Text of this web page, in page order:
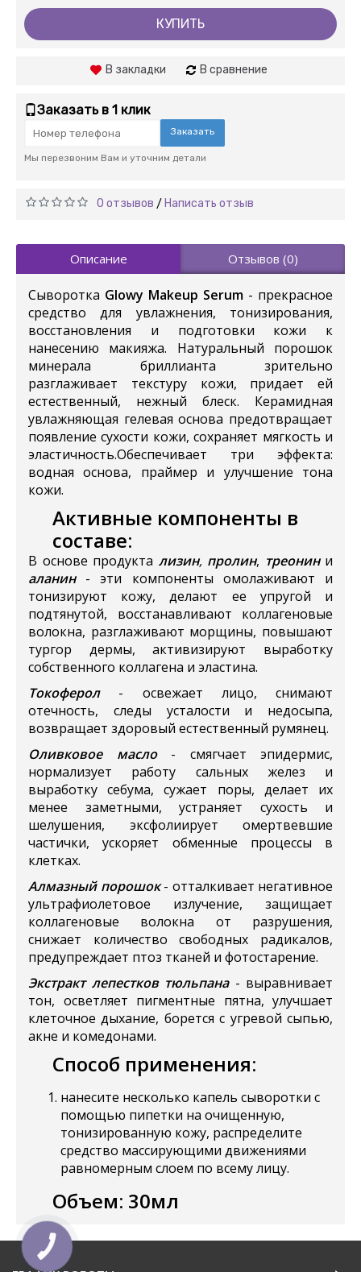
КУПИТЬ
В закладки В сравнение
Заказать в 1 клик
Заказать
Мы перезвоним Вам и уточним детали
0 отзывов / Написать отзыв
Описание Отзывов (0)
Сыворотка Glowy Makeup Serum - прекрасное
средство для увлажнения, тонизирования,
восстановления и подготовки кожи к
нанесению макияжа. Натуральный порошок
минерала бриллианта зрительно
разглаживает текстуру кожи, придает ей
естественный, нежный блеск. Керамидная
увлажняющая гелевая основа предотвращает
появление сухости кожи, сохраняет мягкость и
эластичность.Обеспечивает три эффекта:
водная основа, праймер и улучшение тона
кожи.
Активные компоненты в
составе:
В основе продукта лизин, пролин, треонин и
аланин - эти компоненты омолаживают и
тонизируют кожу, делают ее упругой и
подтянутой, восстанавливают коллагеновые
волокна, разглаживают морщины, повышают
тургор дермы, активизируют выработку
собственного коллагена и эластина.
Токоферол
- освежает лицо, снимают
отечность, следы усталости и недосыпа,
возвращает здоровый естественный румянец.
Оливковое масло- смягчает эпидермис,
нормализует работу сальных желез и
выработку себума, сужает поры, делает их
менее заметными, устраняет сухость и
шелушения, эксфолиирует омертвевшие
частички, ускоряет обменные процессы в
клетках.
Алмазный порошок - отталкивает негативное
ультрафиолетовое излучение, защищает
коллагеновые волокна от разрушения,
снижает количество свободных радикалов,
предупреждает птоз тканей и фотостарение.
Экстракт лепестков тюльпана- выравнивает
тон, осветляет пигментные пятна, улучшает
клеточное дыхание, борется с угревой сыпью,
акне и комедонами.
Способ применения:
нанесите несколько капель сыворотки с
помощью пипетки на очищенную,
тонизированную кожу, распределите
средство массирующими движениями
равномерным слоем по всему лицу.
Объем: 30мл
КНОПКА
ЗВ'ЯЗКУ